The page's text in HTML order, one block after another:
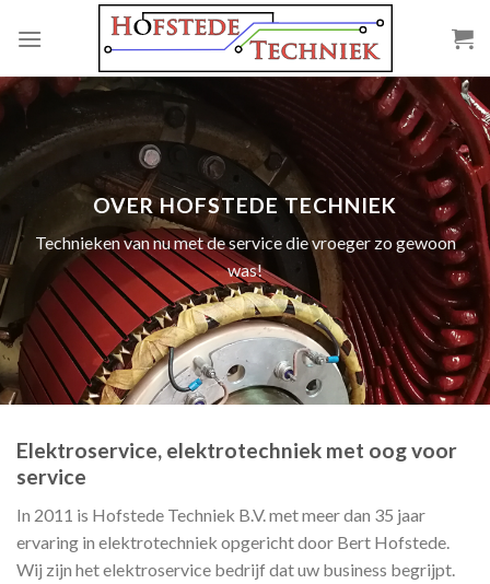
OVER HOFSTEDE TECHNIEK
Technieken van nu met de service die vroeger zo gewoon
was!
Elektroservice, elektrotechniek met oog voor
service
In 2011 is Hofstede Techniek B.V. met meer dan 35 jaar
ervaring in elektrotechniek opgericht door Bert Hofstede.
Wij zijn het elektroservice bedrijf dat uw business begrijpt.